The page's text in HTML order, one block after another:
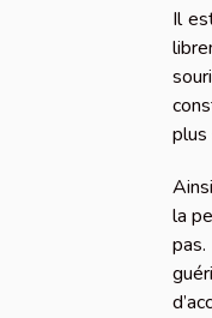
Il
plus
la